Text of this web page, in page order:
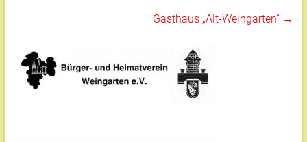
Gasthaus „Alt-Weingarten“ →